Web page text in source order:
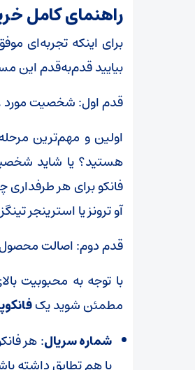
راهنمای کامل
برای اینکه تجربه‌ای
بیایید قدم‌به‌قدم این
قدم اول: شخصیت مورد
اولین و مهم‌ترین
هستید؟ یا شاید
فانکو برای هر
آو ترونز یا استرینجر
قدم دوم: اصالت محصول
با توجه به محبوبیت
مطمئن شوید یک
شماره سریال: هر
با هم تطابق داشته